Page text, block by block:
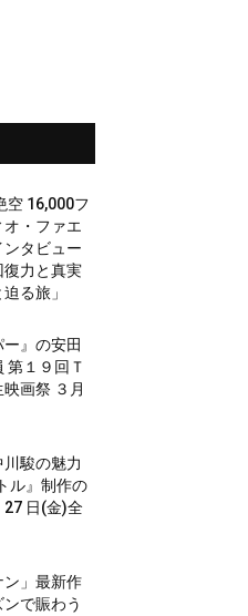
空 16,000フ
オ・ファエ
タビュー
復力と真実
る旅」
ー』の安田
第１９回Ｔ
画祭 ３月
駿の魅力
ル』制作の
27 日(金)全
ン」最新作
で賑わう